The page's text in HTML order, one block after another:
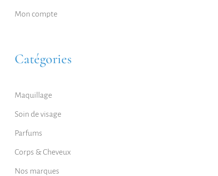
Mon compte
Catégories
Maquillage
Soin de visage
Parfums
Corps & Cheveux
Nos marques